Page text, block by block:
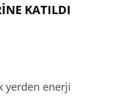
KATILDI
yerden enerji